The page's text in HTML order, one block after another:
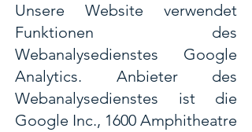
Unsere Website verwendet
Funktionen des
Webanalysedienstes Google
Analytics. Anbieter des
Webanalysedienstes ist die
Google Inc., 1600 Amphitheatre